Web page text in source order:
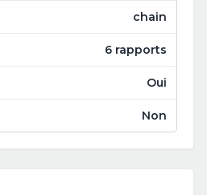
chain
6 rapports
Oui
Non